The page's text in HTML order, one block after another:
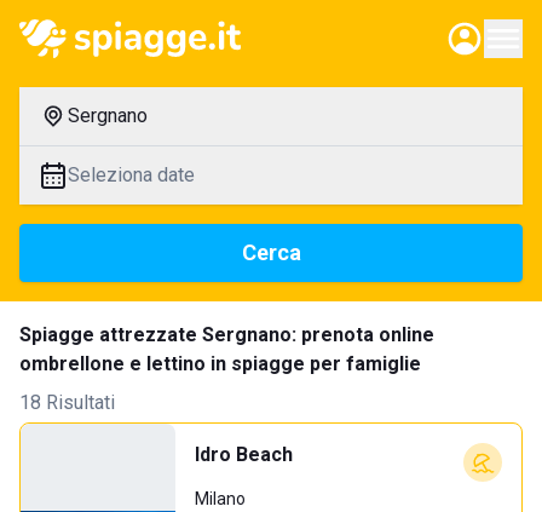
Sergnano
Seleziona date
Cerca
Spiagge attrezzate Sergnano: prenota online
ombrellone e lettino in spiagge per famiglie
18 Risultati
Idro Beach
Milano